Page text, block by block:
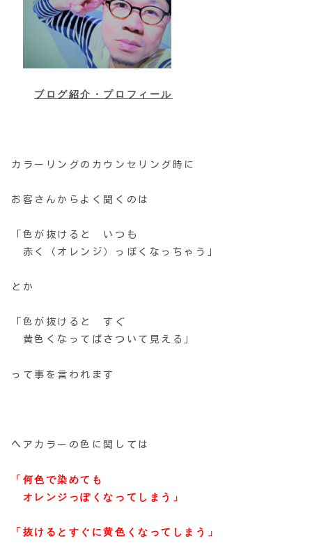
ブログ紹介・プロフィール
カラーリングのカウンセリング時に
お客さんからよく聞くのは
「色が抜けると いつも
赤く（オレンジ）っぽくなっちゃう」
とか
「色が抜けると すぐ
黄色くなってぱさついて見える」
って事を言われます
ヘアカラーの色に関しては
「何色で染めても
オレンジっぽくなってしまう」
「抜けるとすぐに黄色くなってしまう」